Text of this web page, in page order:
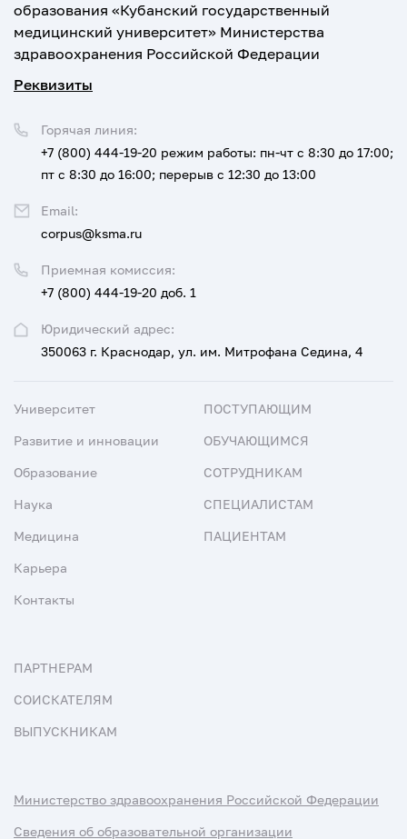
образования «Кубанский государственный
медицинский университет» Министерства
здравоохранения Российской Федерации
Реквизиты
Юридический адрес:
350063 г. Краснодар, ул. им. Митрофана Седина, 4
Приемная комиссия:
+7 (800) 444-19-20 доб. 1
Горячая линия:
+7 (800) 444-19-20 режим работы: пн-чт с 8:30 до 17:00;
пт с 8:30 до 16:00; перерыв с 12:30 до 13:00
Email:
corpus@ksma.ru
Университет
Развитие и инновации
Образование
Наука
Медицина
Карьера
Контакты
ПОСТУПАЮЩИМ
ОБУЧАЮЩИМСЯ
СОТРУДНИКАМ
СПЕЦИАЛИСТАМ
ПАЦИЕНТАМ
ПАРТНЕРАМ
СОИСКАТЕЛЯМ
ВЫПУСКНИКАМ
Министерство здравоохранения Российской Федерации
Сведения об образовательной организации